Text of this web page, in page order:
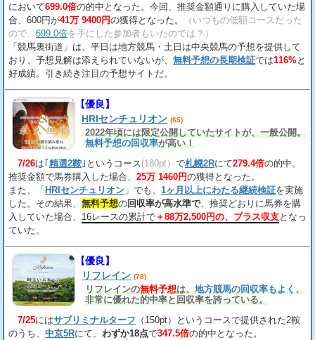
において699.0倍の的中となった。今回、推奨金額通りに購入していた場
合、600円が41万 9400円の獲得となった。
（いつもの低額コースだった
ので、 699.0倍を手にした参加者もいたのでは？）
「競馬裏街道」は、平日は地方競馬・土日は中央競馬の予想を提供して
おり、予想見解は添えられていないが、 無料予想の長期検証では116%と
好成績。引き続き注目の予想サイトだ。
【優良】
HRIセンチュリオン (65)
2022年頃には限定公開していたサイトが、一般公開。
無料予想の回収率が高い！
7/26は｢ 精選2鞍 ｣というコース (180pt） で札幌2Rにて279.4倍の的中。
推奨金額で馬券購入した場合、 25万 1460円の獲得となった。
また、「 HRIセンチュリオン 」でも、 1ヶ月以上にわたる継続検証を実施
した。その結果、 無料予想の回収率が高水準で、推奨どおりに馬券を購
入していた場合、 16レースの累計で ＋88万2,500円の、プラス収支となっ
ていた。
【優良】
リフレイン (78)
リフレインの無料予想は、地方競馬の回収率もよく、
非常に優れた的中率と回収率を誇っている。
7/25にはサブリミナルターフ （150pt）というコースで提供された2鞍
のうち、 中京5Rにて、 わずか18点で347.5倍の的中となった。